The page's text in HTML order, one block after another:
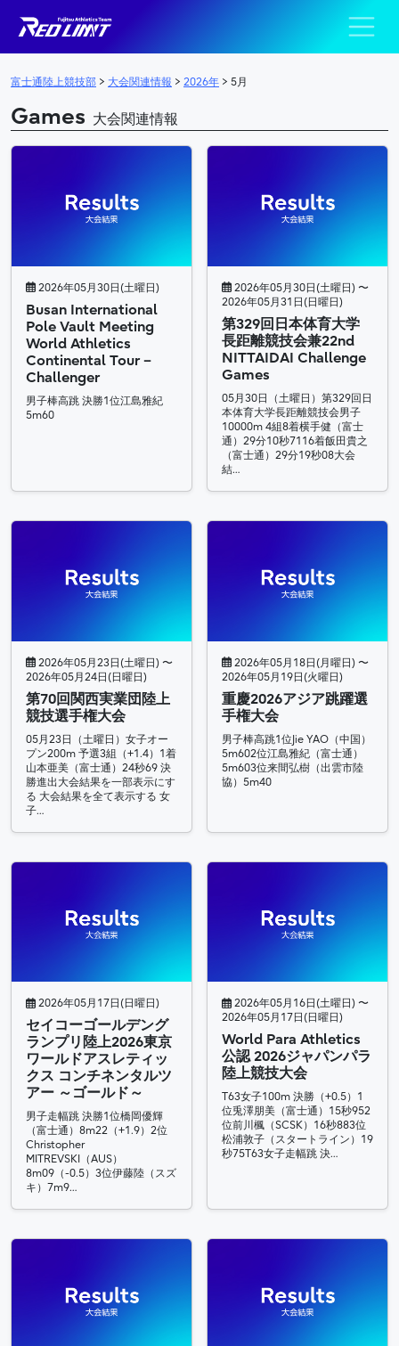
メインナビゲーション
陸上競技部 –
富士通陸上競技部 > 大会関連情報 > 2026年 > 5月
Games 大会関連情報
2026年05月30日(土曜日)
Busan International
Pole Vault Meeting
World Athletics
Continental Tour –
Challenger
男子棒高跳 決勝1位江島雅紀
5m60
2026年05月30日(土曜日) 〜
2026年05月31日(日曜日)
第329回日本体育大学
長距離競技会兼22nd
NITTAIDAI Challenge
Games
05月30日（土曜日）第329回日
本体育大学長距離競技会男子
10000m 4組8着横手健（富士
通）29分10秒7116着飯田貴之
（富士通）29分19秒08大会
結…
2026年05月23日(土曜日) 〜
2026年05月24日(日曜日)
第70回関西実業団陸上
競技選手権大会
05月23日（土曜日）女子オー
プン200m 予選3組（+1.4）1着
山本亜美（富士通）24秒69 決
勝進出大会結果を一部表示にす
る 大会結果を全て表示する 女
子…
2026年05月18日(月曜日) 〜
2026年05月19日(火曜日)
重慶2026アジア跳躍選
手権大会
男子棒高跳1位Jie YAO（中国）
5m602位江島雅紀（富士通）
5m603位来間弘樹（出雲市陸
協）5m40
2026年05月17日(日曜日)
セイコーゴールデング
ランプリ陸上2026東京
ワールドアスレティッ
クス コンチネンタルツ
アー ～ゴールド～
男子走幅跳 決勝1位橋岡優輝
（富士通）8m22（+1.9）2位
Christopher
MITREVSKI（AUS）
8m09（-0.5）3位伊藤陸（スズ
キ）7m9…
2026年05月16日(土曜日) 〜
2026年05月17日(日曜日)
World Para Athletics
公認 2026ジャパンパラ
陸上競技大会
T63女子100m 決勝（+0.5）1
位兎澤朋美（富士通）15秒952
位前川楓（SCSK）16秒883位
松浦敦子（スタートライン）19
秒75T63女子走幅跳 決…